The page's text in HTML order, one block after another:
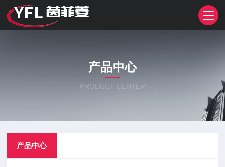
产品中心
PRODUCT CENTER
产品中心